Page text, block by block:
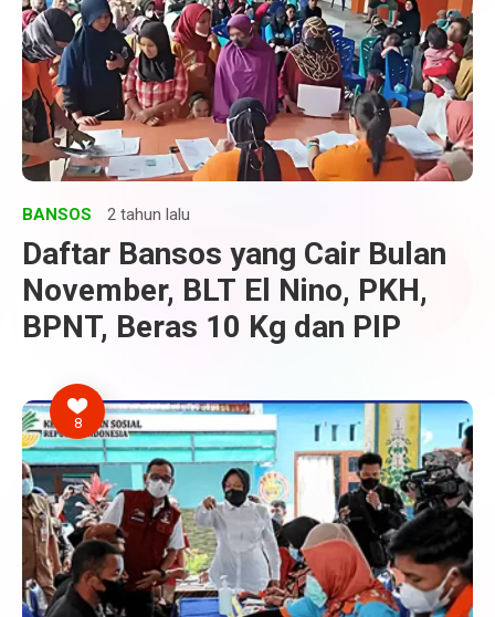
BANSOS 2 tahun lalu
Daftar Bansos yang Cair Bulan
November, BLT El Nino, PKH,
BPNT, Beras 10 Kg dan PIP
8